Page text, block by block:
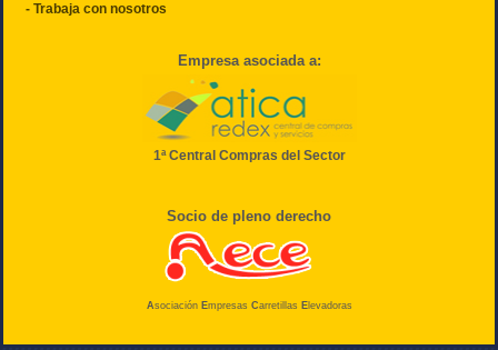
- Trabaja con nosotros
Empresa asociada a:
1ª Central Compras del Sector
Socio de pleno derecho
Asociación Empresas Carretillas Elevadoras